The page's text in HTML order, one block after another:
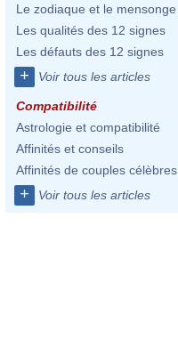
Le zodiaque et le mensonge
Les qualités des 12 signes
Les défauts des 12 signes
+ Voir tous les articles
Compatibilité
Astrologie et compatibilité
Affinités et conseils
Affinités de couples célèbres
+ Voir tous les articles